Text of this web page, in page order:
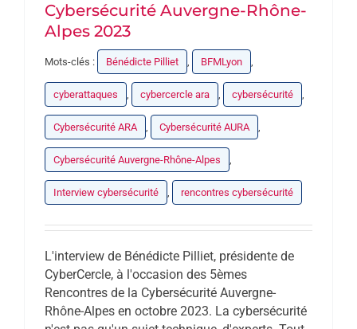
Cybersécurité Auvergne-Rhône-
Alpes 2023
Mots-clés : Bénédicte Pilliet , BFMLyon ,
cyberattaques , cybercercle ara , cybersécurité ,
Cybersécurité ARA , Cybersécurité AURA ,
Cybersécurité Auvergne-Rhône-Alpes ,
Interview cybersécurité , rencontres cybersécurité
L'interview de Bénédicte Pilliet, présidente de
CyberCercle, à l'occasion des 5èmes
Rencontres de la Cybersécurité Auvergne-
Rhône-Alpes en octobre 2023. La cybersécurité